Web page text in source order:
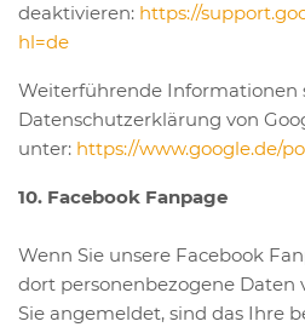
deaktivieren: https://
hl=de
Weiterführende Informationen
Datenschutzerklärung von
unter: https://www.google.de/
10. Facebook Fanpage
Wenn Sie unsere Facebook
dort personenbezogene Daten
Sie angemeldet, sind das Ihre